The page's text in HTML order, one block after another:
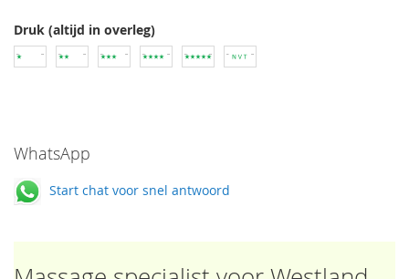
Druk (altijd in overleg)
WhatsApp
Start chat voor snel antwoord